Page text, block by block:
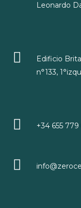
Leonardo
Edificio
n°133,
+34 655 779